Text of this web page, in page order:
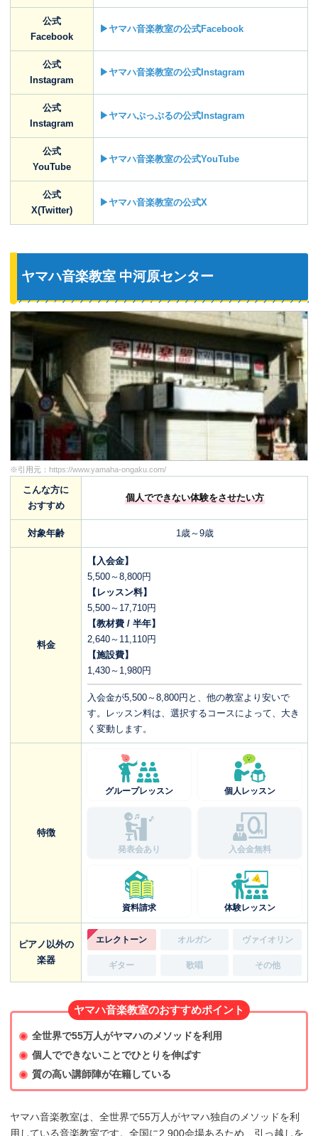
公式
Facebook
▶ヤマハ音楽教室の公式Facebook
公式
Instagram
▶ヤマハ音楽教室の公式Instagram
公式
Instagram
▶ヤマハぷっぷるの公式Instagram
公式
YouTube
▶ヤマハ音楽教室の公式YouTube
公式
X(Twitter)
▶ヤマハ音楽教室の公式X
ヤマハ音楽教室 中河原センター
※引用元： https://www.yamaha-ongaku.com/
こんな方に
おすすめ
個人でできない体験をさせたい方
対象年齢 1歳～9歳
料金
【入会金】
5,500～8,800円
【レッスン料】
5,500～17,710円
【教材費 / 半年】
2,640～11,110円
【施設費】
1,430～1,980円
入会金が5,500～8,800円と、他の教室より安いで
す。レッスン料は、選択するコースによって、大き
く変動します。
特徴
グループレッスン 個人レッスン
発表会あり 入会金無料
資料請求 体験レッスン
ピアノ以外の
楽器
エレクトーン オルガン ヴァイオリン
ギター 歌唱 その他
ヤマハ音楽教室のおすすめポイント
全世界で55万人がヤマハのメソッドを利用
個人でできないことでひとりを伸ばす
質の高い講師陣が在籍している
ヤマハ音楽教室は、全世界で55万人がヤマハ独自のメソッドを利
用している音楽教室です。全国に2.900会場あるため、引っ越しを